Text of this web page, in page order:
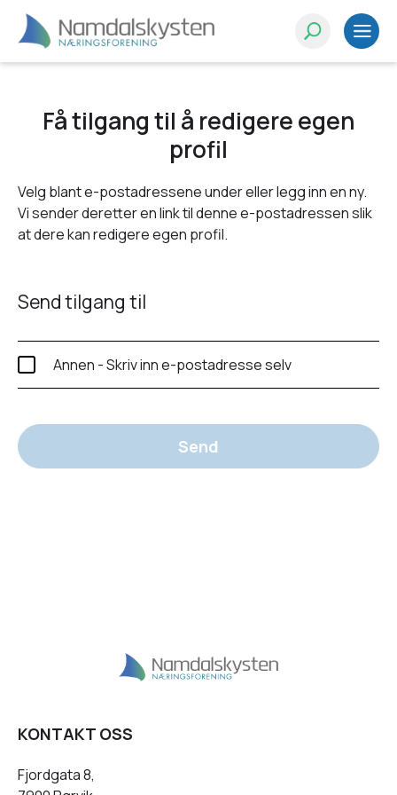
Få tilgang til å redigere egen
profil
Velg blant e-postadressene under eller legg inn en ny.
Vi sender deretter en link til denne e-postadressen slik
at dere kan redigere egen profil.
Send tilgang til
Annen - Skriv inn e-postadresse selv
Send
KONTAKT OSS
Fjordgata 8,